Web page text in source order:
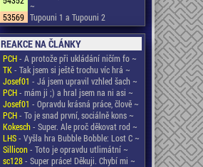
~
53569 Tupouni 1 a Tupouni 2
REAKCE NA ČLÁNKY
PCH- A protože při ukládání ničím fo ~
TK- Tak jsem si ještě trochu víc hrá ~
Josef01 - Já jsem upravil vzhled šach ~
PCH- mám ji ;) a hral jsem na ni asi ~
Josef01 - Opravdu krásná práce, člově ~
PCH- To je snad první, sociálně kons ~
Kokesch- Super. Ale proč děkovat rod ~
LHS- Vyšla hra Bubble Bobble: Lost C ~
Sillicon- Toto je opravdu utlimátní ~
sc128- Super práce! Děkuji. Chybí mi ~